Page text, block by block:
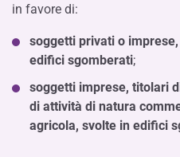
in favore di:
soggetti privati o
edifici sgomberati;
soggetti imprese, titolari
di attività di natura
agricola, svolte in edifici